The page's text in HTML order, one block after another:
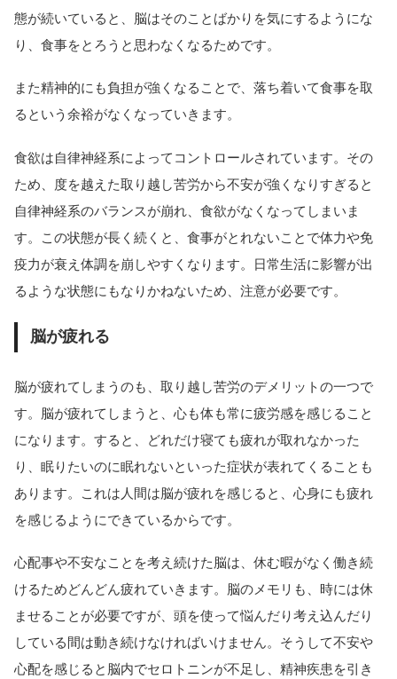
態が続いていると、脳はそのことばかりを気にするようにな
り、食事をとろうと思わなくなるためです。
また精神的にも負担が強くなることで、落ち着いて食事を取
るという余裕がなくなっていきます。
食欲は自律神経系によってコントロールされています。その
ため、度を越えた取り越し苦労から不安が強くなりすぎると
自律神経系のバランスが崩れ、食欲がなくなってしまいま
す。この状態が長く続くと、食事がとれないことで体力や免
疫力が衰え体調を崩しやすくなります。日常生活に影響が出
るような状態にもなりかねないため、注意が必要です。
脳が疲れる
脳が疲れてしまうのも、取り越し苦労のデメリットの一つで
す。脳が疲れてしまうと、心も体も常に疲労感を感じること
になります。すると、どれだけ寝ても疲れが取れなかった
り、眠りたいのに眠れないといった症状が表れてくることも
あります。これは人間は脳が疲れを感じると、心身にも疲れ
を感じるようにできているからです。
心配事や不安なことを考え続けた脳は、休む暇がなく働き続
けるためどんどん疲れていきます。脳のメモリも、時には休
ませることが必要ですが、頭を使って悩んだり考え込んだり
している間は動き続けなければいけません。そうして不安や
心配を感じると脳内でセロトニンが不足し、精神疾患を引き